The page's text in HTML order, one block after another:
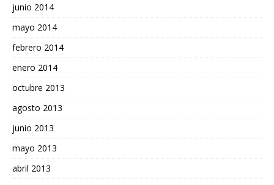
junio 2014
mayo 2014
febrero 2014
enero 2014
octubre 2013
agosto 2013
junio 2013
mayo 2013
abril 2013